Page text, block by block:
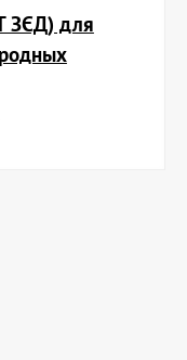
ЗЄД) для